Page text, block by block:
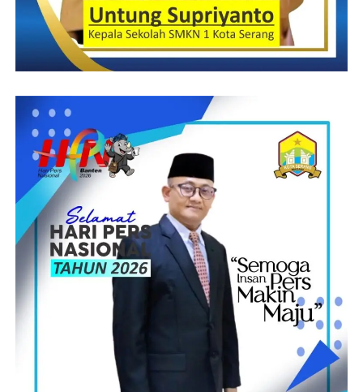
“Ingat, Ketika suara kami sudah tidak di dengar, maka Gerakan
nyata adalah satu-satunya yang harus kami lakukan, untuk
menyatakan bahwa kami masih peduli kepada Banten,”ungkap
Suprani – Jandan
Post Views: 10